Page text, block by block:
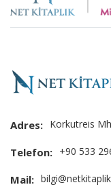
Adres: Korkutreis
Telefon: +90 533
Mail: